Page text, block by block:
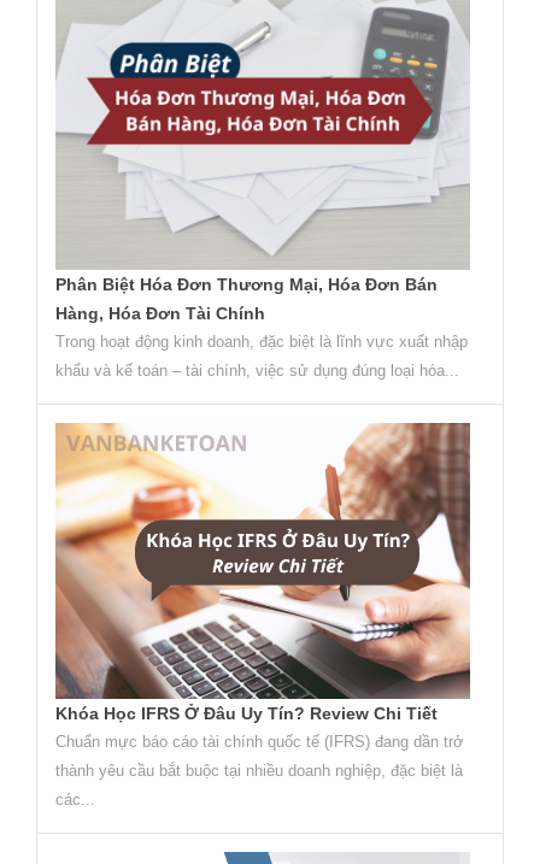
Phân Biệt Hóa Đơn Thương Mại, Hóa Đơn Bán
Hàng, Hóa Đơn Tài Chính
Trong hoạt động kinh doanh, đặc biệt là lĩnh vực xuất nhập
khẩu và kế toán – tài chính, việc sử dụng đúng loại hóa...
Khóa Học IFRS Ở Đâu Uy Tín? Review Chi Tiết
Chuẩn mực báo cáo tài chính quốc tế (IFRS) đang dần trở
thành yêu cầu bắt buộc tại nhiều doanh nghiệp, đặc biệt là
các...